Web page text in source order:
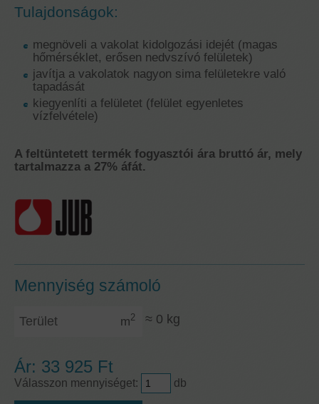
Tulajdonságok:
megnöveli a vakolat kidolgozási idejét (magas
hőmérséklet, erősen nedvszívó felületek)
javítja a vakolatok nagyon sima felületekre való
tapadását
kiegyenlíti a felületet (felület egyenletes
vízfelvétele)
A feltüntetett termék fogyasztói ára bruttó ár, mely
tartalmazza a 27% áfát.
Mennyiség számoló
m2 ≈ 0 kg
Ár: 33 925 Ft
Válasszon mennyiséget: db